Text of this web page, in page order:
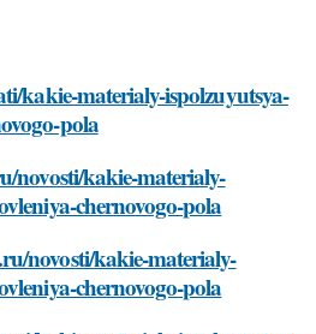
kakie-materialy-ispolzuyutsya-
pola
novosti/kakie-materialy-
chernovogo-pola
novosti/kakie-materialy-
chernovogo-pola